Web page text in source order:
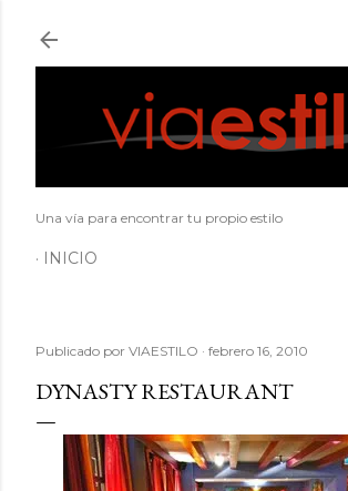
Una vía para encontrar tu propio estilo
INICIO
Publicado por VIAESTILO febrero 16, 2010
DYNASTY RESTAURANT